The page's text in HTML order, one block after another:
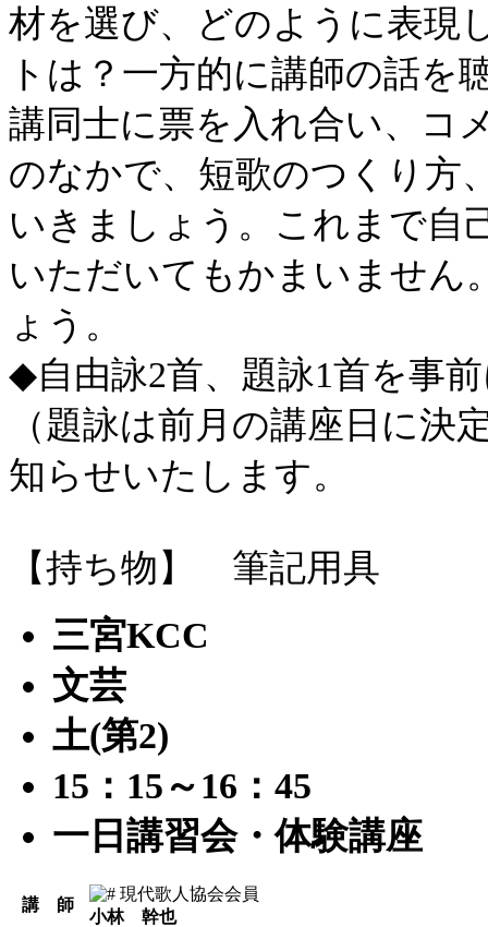
材を選び、どのように表現
トは？一方的に講師の話を
講同士に票を入れ合い、コ
のなかで、短歌のつくり方
いきましょう。これまで自
いただいてもかまいません
ょう。
◆自由詠2首、題詠1首を事
（題詠は前月の講座日に決
知らせいたします。
【持ち物】 筆記用具
三宮KCC
文芸
土(第2)
15：15～16：45
一日講習会・体験講座
講 師
現代歌人協会会員
小林 幹也